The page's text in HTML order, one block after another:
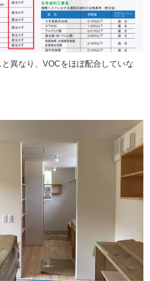
異なり、VOCをほぼ配合していな